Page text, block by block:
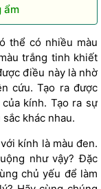
ẩm
thể có nhiều màu
trắng tinh khiết
điều này là nhờ
cứu. Tạo ra được
kính. Tạo ra sự
khác nhau.
kính là màu đen.
như vậy? Đặc
chủ yếu để làm